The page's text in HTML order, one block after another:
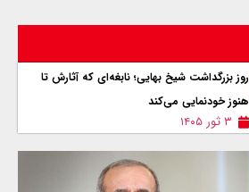
روز بزرگداشت شیخ بهایی؛ نابغه‌ای که آثارش تا
هنوز خودنمایی می‌کند
۳ ثور ۱۴۰۵